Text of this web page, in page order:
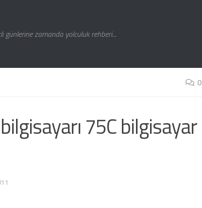
günlerine zamanda yolculuk rehberi...
0
75C bilgisayar